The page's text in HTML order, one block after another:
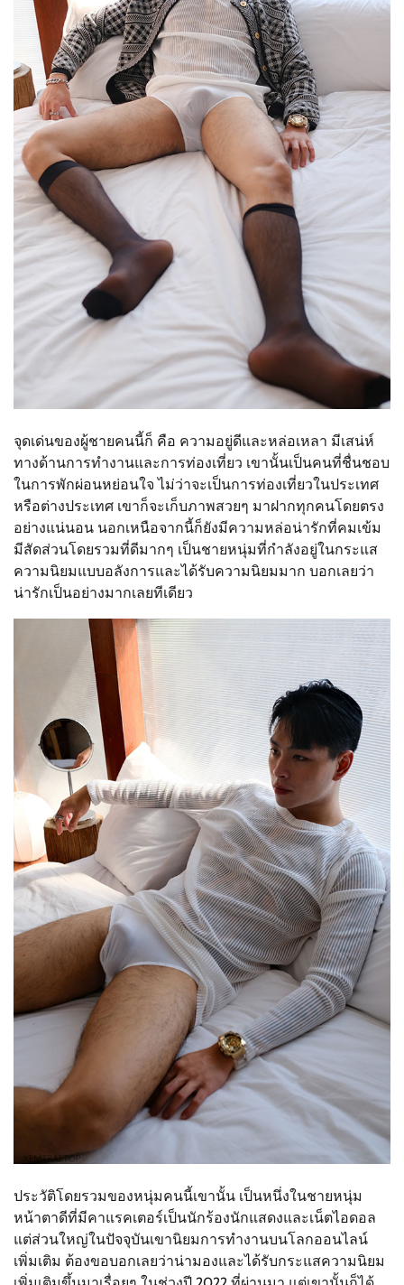
จุดเด่นของผู้ชายคนนี้ก็ คือ ความอยู่ดีและหล่อเหลา มีเสน่ห์
ทางด้านการทำงานและการท่องเที่ยว เขานั้นเป็นคนที่ชื่นชอบ
ในการพักผ่อนหย่อนใจ ไม่ว่าจะเป็นการท่องเที่ยวในประเทศ
หรือต่างประเทศ เขาก็จะเก็บภาพสวยๆ มาฝากทุกคนโดยตรง
อย่างแน่นอน นอกเหนือจากนี้ก็ยังมีความหล่อน่ารักที่คมเข้ม
มีสัดส่วนโดยรวมที่ดีมากๆ เป็นชายหนุ่มที่กำลังอยู่ในกระแส
ความนิยมแบบอลังการและได้รับความนิยมมาก บอกเลยว่า
น่ารักเป็นอย่างมากเลยทีเดียว
ประวัติโดยรวมของหนุ่มคนนี้เขานั้น เป็นหนึ่งในชายหนุ่ม
หน้าตาดีที่มีคาแรคเตอร์เป็นนักร้องนักแสดงและเน็ตไอดอล
แต่ส่วนใหญ่ในปัจจุบันเขานิยมการทำงานบนโลกออนไลน์
เพิ่มเติม ต้องขอบอกเลยว่าน่ามองและได้รับกระแสความนิยม